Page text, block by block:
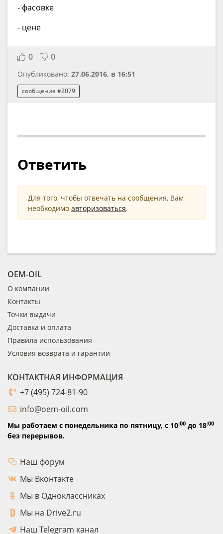
- фасовке
- цене
0 0
Опубликовано: 27.06.2016, в 16:51
сообщение #2079
Ответить
Для того, чтобы отвечать на сообщения, Вам
необходимо авторизоваться.
OEM-OIL
О компании
Контакты
Точки выдачи
Доставка и оплата
Правила использования
Условия возврата и гарантии
КОНТАКТНАЯ ИНФОРМАЦИЯ
+7 (495) 724-81-90
info@oem-oil.com
Мы работаем с понедельника по пятницу, с 10:00 до 18:00
без перерывов.
Наш форум
Мы Вконтакте
Мы в Одноклассниках
Мы на Drive2.ru
Наш Telegram канал